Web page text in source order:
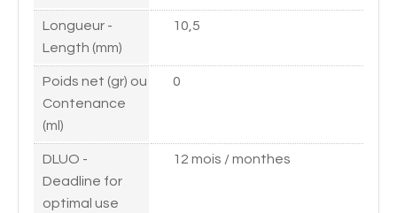
Longueur -
Length (mm)
10,5
Poids net (gr) ou
Contenance
(ml)
0
DLUO -
Deadline for
optimal use
12 mois / monthes